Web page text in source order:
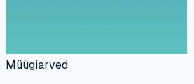
Müügiarved